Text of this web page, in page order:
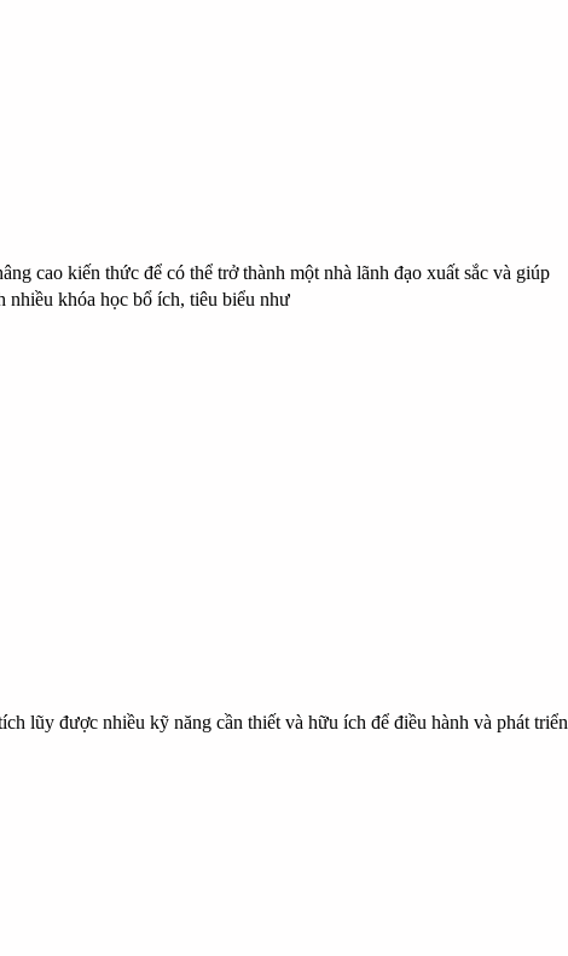
cao kiến thức để có thể trở thành một nhà lãnh đạo xuất sắc và giúp
nhiều khóa học bổ ích, tiêu biểu như
lũy được nhiều kỹ năng cần thiết và hữu ích để điều hành và phát triển